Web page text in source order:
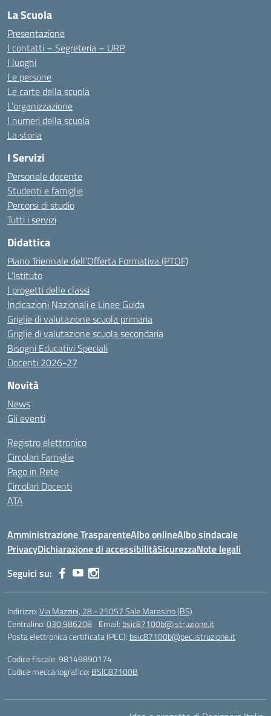
La Scuola
Presentazione
I contatti – Segreteria – URP
I luoghi
Le persone
Le carte della scuola
L’organizzazione
I numeri della scuola
La storia
I Servizi
Personale docente
Studenti e famiglie
Percorsi di studio
Tutti i servizi
Didattica
Piano Triennale dell’Offerta Formativa (PTOF)
L’Istituto
I progetti delle classi
Indicazioni Nazionali e Linee Guida
Griglie di valutazione scuola primaria
Griglie di valutazione scuola secondaria
Bisogni Educativi Speciali
Docenti 2026-27
Novità
News
Gli eventi
Registro elettronico
Circolari Famiglie
Pago in Rete
Circolari Docenti
ATA
Amministrazione TrasparenteAlbo onlineAlbo sindacale
PrivacyDichiarazione di accessibilitàSicurezzaNote legali
Seguici su:
Indirizzo:Via Mazzini, 28 - 25057 Sale Marasino (BS)
Centralino:030.986208 Email: bsic87100b@istruzione.it
Posta elettronica certificata (PEC): bsic87100b@pec.istruzione.it
Codice fiscale: 98149890174
Codice meccanografico: BSIC87100B